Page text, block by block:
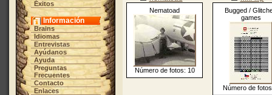
Éxitos
Información
Brains
Idiomas
Entrevistas
Ayúdanos
Ayuda
Preguntas
Frecuentes
Contacto
Enlaces
Nematoad
Número de fotos: 10
Bugged /
games
Número de